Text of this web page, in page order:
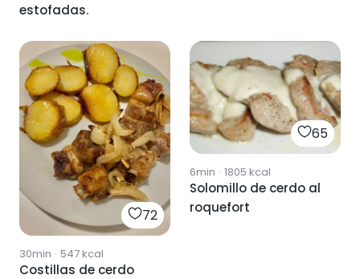
estofadas.
72
30min · 547kcal
Costillas de cerdo
65
6min · 1805 kcal
Solomillo de cerdo al
roquefort